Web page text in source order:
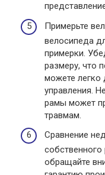
Примерьте
велосипеда
примерки.
размеру, что
можете легко
управления.
рамы может
травмам.
Сравнение
обращайте